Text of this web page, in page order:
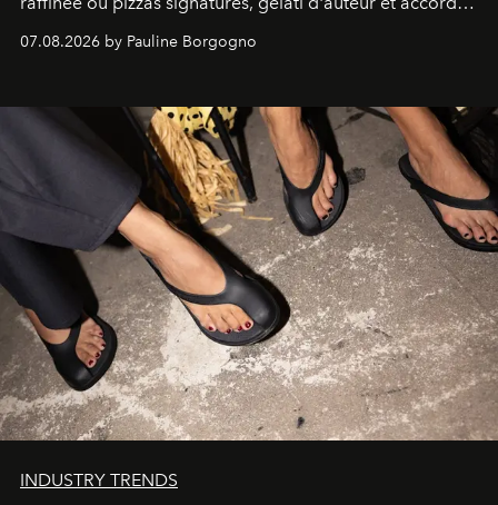
d'exception composent un véritable voyage sensoriel.
07.08.2026 by Pauline Borgogno
INDUSTRY TRENDS